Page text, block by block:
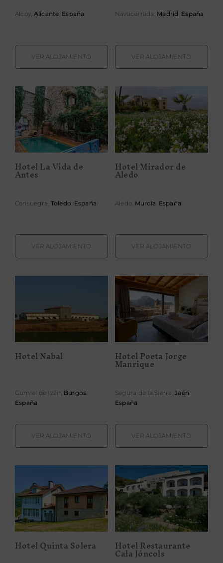
Alcoy, Alicante. España
VER ALOJAMIENTO
Navacerrada, Madrid . España
VER ALOJAMIENTO
Hotel La Vida
de Antes
Hotel La Vida de
Antes
Consuegra, Toledo. España
VER ALOJAMIENTO
Hotel Mirador
de Aledo
Hotel Mirador de
Aledo
Aledo, Murcia. España
VER ALOJAMIENTO
Hotel Nabal
Hotel Nabal
Gumiel de Izán, Burgos.
España
VER ALOJAMIENTO
Hotel Poeta
Jorge Manrique
Hotel Poeta Jorge
Manrique
Segura de la Sierra,Jaén.
España
VER ALOJAMIENTO
Hotel Quinta
Solera
Hotel Quinta Solera
Hotel
Restaurante
Cala Jóncols
Hotel Restaurante
Cala Jóncols